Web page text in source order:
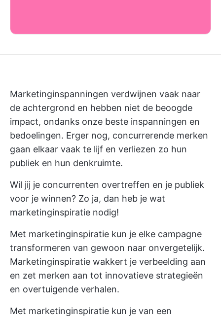
Marketinginspanningen verdwijnen vaak naar
de achtergrond en hebben niet de beoogde
impact, ondanks onze beste inspanningen en
bedoelingen. Erger nog, concurrerende merken
gaan elkaar vaak te lijf en verliezen zo hun
publiek en hun denkruimte.
Wil jij je concurrenten overtreffen en je publiek
voor je winnen? Zo ja, dan heb je wat
marketinginspiratie nodig!
Met marketinginspiratie kun je elke campagne
transformeren van gewoon naar onvergetelijk.
Marketinginspiratie wakkert je verbeelding aan
en zet merken aan tot innovatieve strategieën
en overtuigende verhalen.
Met marketinginspiratie kun je van een